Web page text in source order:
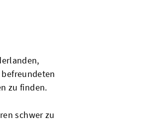
zu finden.
schwer zu